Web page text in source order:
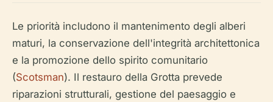
Le priorità includono il mantenimento degli alberi
maturi, la conservazione dell'integrità architettonica
e la promozione dello spirito comunitario
(Scotsman). Il restauro della Grotta prevede
riparazioni strutturali, gestione del paesaggio e